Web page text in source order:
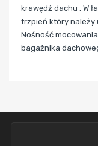
krawędź dachu . W
trzpień który należy
Nośność
bagażnika